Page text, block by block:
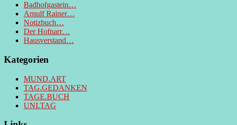
Badhofgastein…
Arnulf Rainer…
Notizbuch…
Der Hofnarr…
Hausverstand…
Kategorien
MUND.ART
TAG.GEDANKEN
TAGE.BUCH
UNI.TAG